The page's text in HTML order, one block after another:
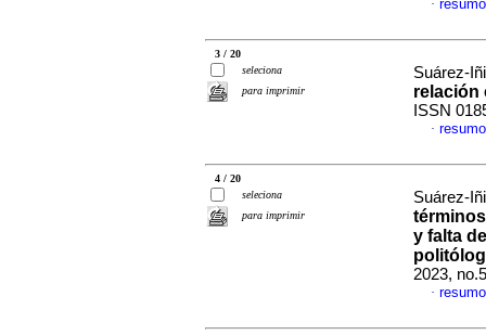
·
3 / 20
seleciona
para imprimir
Suárez-
relación
ISSN
·
4 / 20
seleciona
para imprimir
Suárez-
y falta
2023,
·